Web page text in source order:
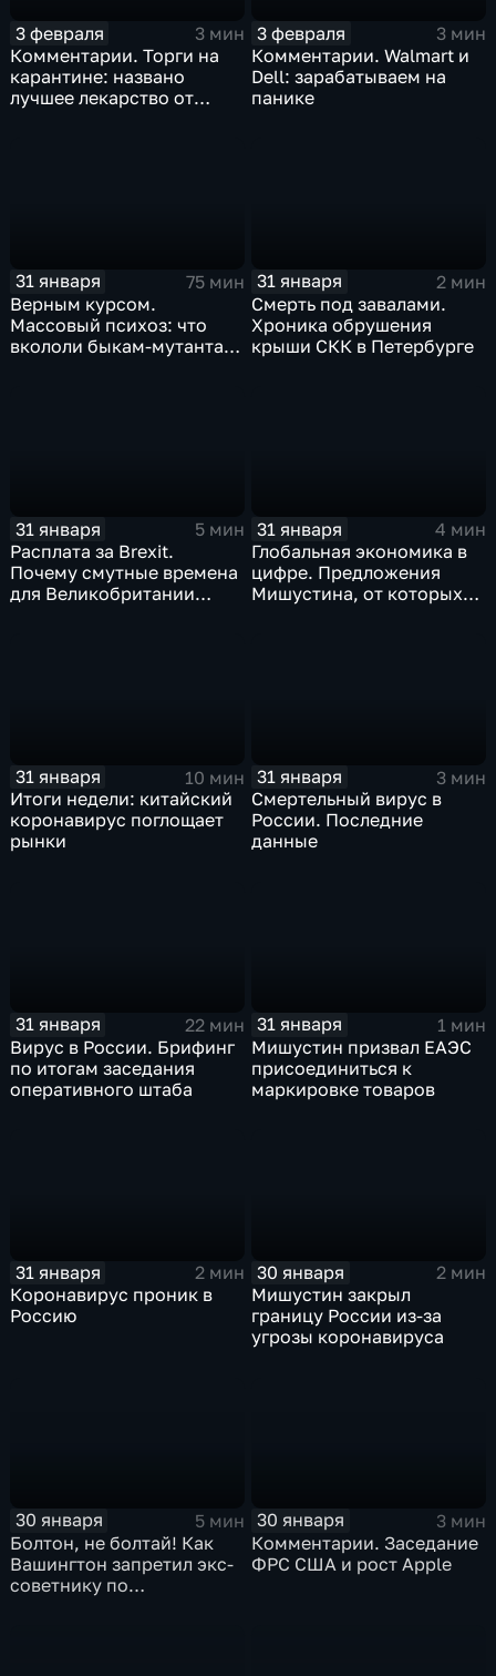
3 февраля
3 мин
Комментарии. Торги на
карантине: названо
лучшее лекарство от
3 февраля
3 мин
Комментарии. Walmart и
Dell: зарабатываем на
панике
31 января
75 мин
Верным курсом.
Массовый психоз: что
вкололи быкам-мутантам,
31 января
2 мин
Смерть под завалами.
Хроника обрушения
крыши СКК в Петербурге
31 января
5 мин
Расплата за Brexit.
Почему смутные времена
для Великобритании
31 января
4 мин
Глобальная экономика в
цифре. Предложения
Мишустина, от которых
31 января
10 мин
Итоги недели: китайский
коронавирус поглощает
рынки
31 января
3 мин
Смертельный вирус в
России. Последние
данные
31 января
22 мин
Вирус в России. Брифинг
по итогам заседания
оперативного штаба
31 января
1 мин
Мишустин призвал ЕАЭС
присоединиться к
маркировке товаров
31 января
2 мин
Коронавирус проник в
Россию
30 января
2 мин
Мишустин закрыл
границу России из-за
угрозы коронавируса
30 января
5 мин
Болтон, не болтай! Как
Вашингтон запретил экс-
советнику по
30 января
3 мин
Комментарии. Заседание
ФРС США и рост Apple